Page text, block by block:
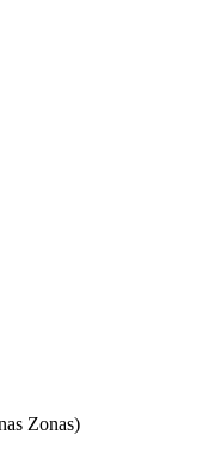
Zonas)